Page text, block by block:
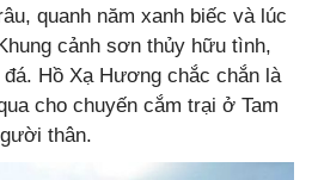
quanh năm xanh biếc và lúc
cảnh sơn thủy hữu tình,
Hồ Xạ Hương chắc chắn là
cho chuyến cắm trại ở Tam
thân.